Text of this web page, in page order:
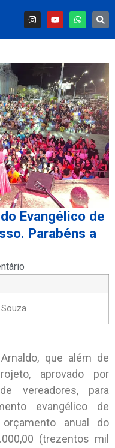
Evangélico de
Parabéns a
que além de
aprovado por
vereadores, para
evangélico de
anual do
(trezentos mil